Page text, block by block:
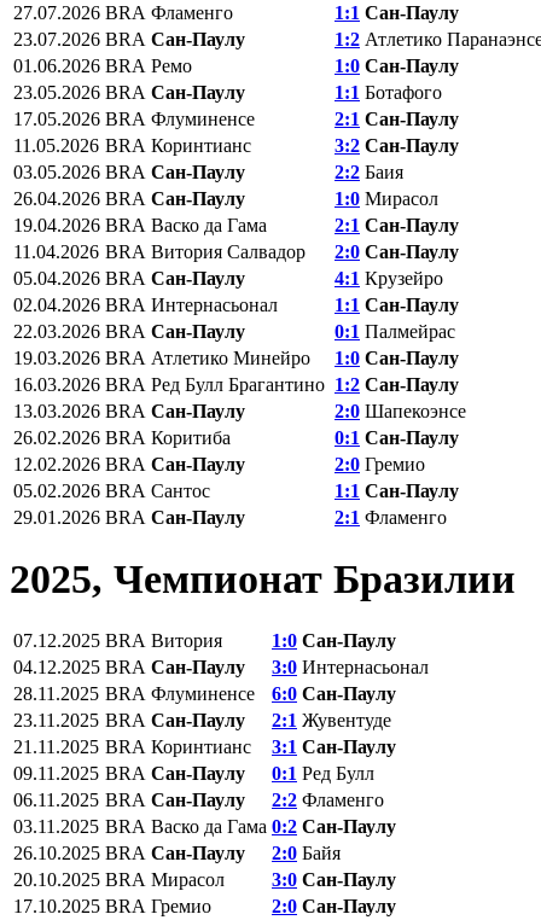
27.07.2026 BRA Фламенго 1:1 Сан-Паулу
23.07.2026 BRA Сан-Паулу 1:2 Атлетико
01.06.2026 BRA Ремо 1:0 Сан-Паулу
23.05.2026 BRA Сан-Паулу 1:1 Ботафого
17.05.2026 BRA Флуминенсе 2:1 Сан-Паулу
11.05.2026 BRA Коринтианс 3:2 Сан-Паулу
03.05.2026 BRA Сан-Паулу 2:2 Баия
26.04.2026 BRA Сан-Паулу 1:0 Мирасол
19.04.2026 BRA Васко да Гама 2:1 Сан-Паулу
11.04.2026 BRA Витория Салвадор 2:0 Сан-Паулу
05.04.2026 BRA Сан-Паулу 4:1 Крузейро
02.04.2026 BRA Интернасьонал 1:1 Сан-Паулу
22.03.2026 BRA Сан-Паулу 0:1 Палмейрас
19.03.2026 BRA Атлетико Минейро 1:0 Сан-Паулу
16.03.2026 BRA Ред Булл Брагантино 1:2 Сан-Паулу
13.03.2026 BRA Сан-Паулу 2:0 Шапекоэнсе
26.02.2026 BRA Коритиба 0:1 Сан-Паулу
12.02.2026 BRA Сан-Паулу 2:0 Гремио
05.02.2026 BRA Сантос 1:1 Сан-Паулу
29.01.2026 BRA Сан-Паулу 2:1 Фламенго
2025, Чемпионат Бразилии
07.12.2025 BRA Витория 1:0 Сан-Паулу
04.12.2025 BRA Сан-Паулу 3:0 Интернасьонал
28.11.2025 BRA Флуминенсе 6:0 Сан-Паулу
23.11.2025 BRA Сан-Паулу 2:1 Жувентуде
21.11.2025 BRA Коринтианс 3:1 Сан-Паулу
09.11.2025 BRA Сан-Паулу 0:1 Ред Булл
06.11.2025 BRA Сан-Паулу 2:2 Фламенго
03.11.2025 BRA Васко да Гама 0:2 Сан-Паулу
26.10.2025 BRA Сан-Паулу 2:0 Байя
20.10.2025 BRA Мирасол 3:0 Сан-Паулу
17.10.2025 BRA Гремио 2:0 Сан-Паулу